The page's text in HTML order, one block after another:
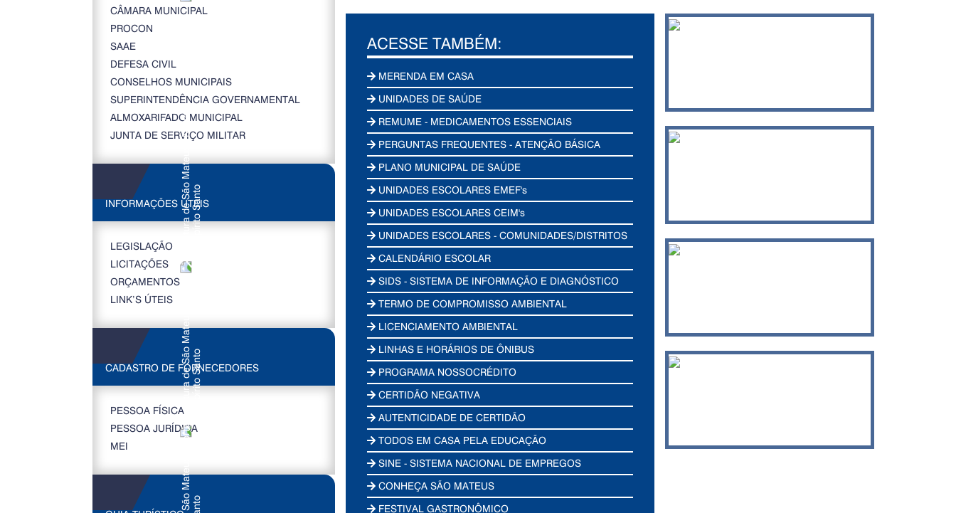
CÂMARA MUNICIPAL
PROCON
SAAE
DEFESA CIVIL
CONSELHOS MUNICIPAIS
SUPERINTENDÊNCIA GOVERNAMENTAL
ALMOXARIFADO MUNICIPAL
JUNTA DE SERVIÇO MILITAR
INFORMAÇÕES ÚTEIS
LEGISLAÇÃO
LICITAÇÕES
ORÇAMENTOS
LINK’S ÚTEIS
CADASTRO DE FORNECEDORES
PESSOA FÍSICA
PESSOA JURÍDICA
MEI
ACESSE TAMBÉM:
MERENDA EM CASA
UNIDADES DE SAÚDE
REMUME - MEDICAMENTOS ESSENCIAIS
PERGUNTAS FREQUENTES - ATENÇÃO BÁSICA
PLANO MUNICIPAL DE SAÚDE
UNIDADES ESCOLARES EMEF's
UNIDADES ESCOLARES CEIM's
UNIDADES ESCOLARES - COMUNIDADES/DISTRITOS
CALENDÁRIO ESCOLAR
SIDS - SISTEMA DE INFORMAÇÃO E DIAGNÓSTICO
TERMO DE COMPROMISSO AMBIENTAL
LICENCIAMENTO AMBIENTAL
LINHAS E HORÁRIOS DE ÔNIBUS
PROGRAMA NOSSOCRÉDITO
CERTIDÃO NEGATIVA
AUTENTICIDADE DE CERTIDÃO
TODOS EM CASA PELA EDUCAÇÃO
SINE - SISTEMA NACIONAL DE EMPREGOS
CONHEÇA SÃO MATEUS
FESTIVAL GASTRONÔMICO